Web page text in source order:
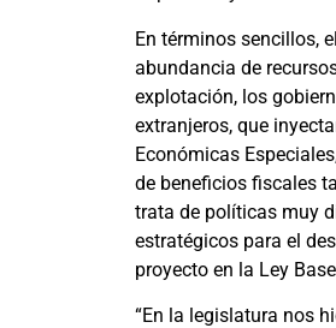
En términos sencillos,
abundancia de
explotación, los
extranjeros, que
Económicas
de beneficios fiscales
trata de políticas muy
estratégicos para el
proyecto en la Ley
“En la legislatura nos